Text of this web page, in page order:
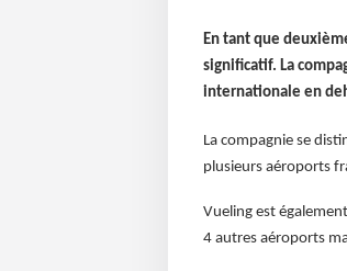
En tant que
significatif. La
internationale en
La compagnie se
plusieurs aéroports
Vueling est
4 autres aéroports